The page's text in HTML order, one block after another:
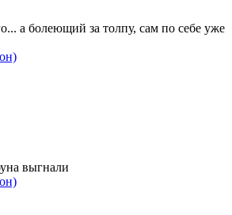
а болеющий за толпу, сам по себе уже
выгнали